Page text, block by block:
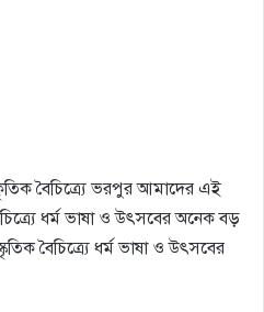
বৈচিত্র্যে ভরপুর আমাদের এই
ধর্ম ভাষা ও উৎসবের অনেক বড়
বৈচিত্র্যে ধর্ম ভাষা ও উৎসবের